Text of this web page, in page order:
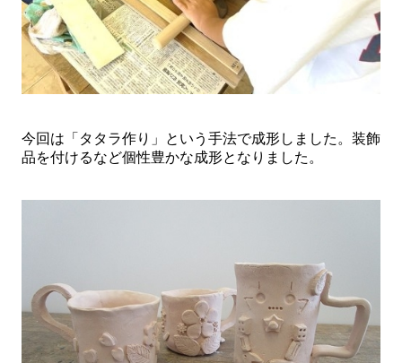
今回は「タタラ作り」という手法で成形しました。装飾
品を付けるなど個性豊かな成形となりました。